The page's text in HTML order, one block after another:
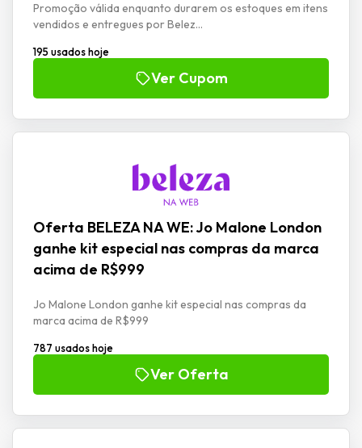
Promoção válida enquanto durarem os estoques em itens
vendidos e entregues por Belez...
195 usados hoje
Ver Cupom
Oferta BELEZA NA WE: Jo Malone London
ganhe kit especial nas compras da marca
acima de R$999
Jo Malone London ganhe kit especial nas compras da
marca acima de R$999
787 usados hoje
Ver Oferta